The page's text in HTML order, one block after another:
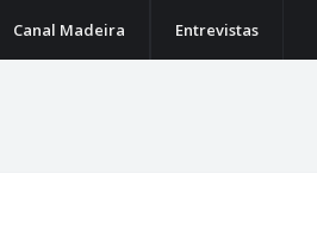
Canal Madeira Entrevistas